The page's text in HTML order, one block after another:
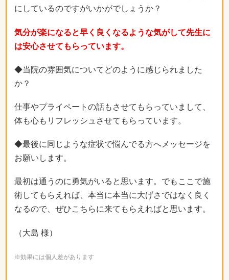
にしているのですがいかがでしょうか？
気分が楽になると早く良くなるような気がして先生に
は安心させてもらっています。
◆当院の雰囲気についてどのように感じられました
か？
仕事やプライペートの話もさせてもらっていまして、
体も心もリフレッシュさせてもらっています。
◆最後に同じような症状で悩んでる方へメッセージを
お願いします。
最初は通うのに勇気がいると思います。でもここで施
術してもらえれば、本当に本当に大げさではなく良く
なるので、ぜひこちらに来てもらえればと思います。
（大島 様）
※効果には個人差があります